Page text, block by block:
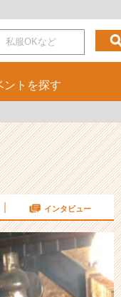
ント を探す
インタビュー